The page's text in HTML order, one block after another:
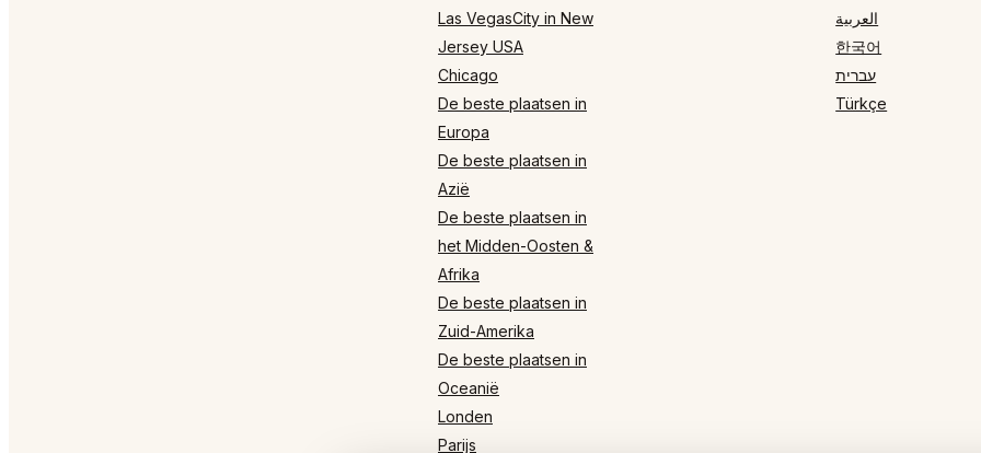
Las VegasCity in New
Jersey USA
Chicago
De beste plaatsen in
Europa
De beste plaatsen in
Azië
De beste plaatsen in
het Midden-Oosten &
Afrika
De beste plaatsen in
Zuid-Amerika
De beste plaatsen in
Oceanië
Londen
Parijs
العربية
한국어
עברית
Türkçe